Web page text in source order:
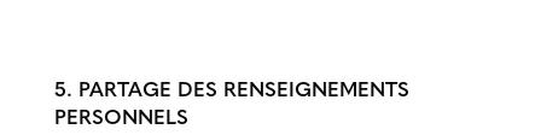
5. PARTAGE DES RENSEIGNEMENTS
PERSONNELS